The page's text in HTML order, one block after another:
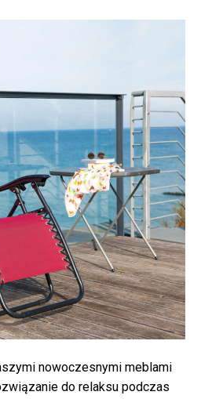
nowoczesnymi meblami
do relaksu podczas